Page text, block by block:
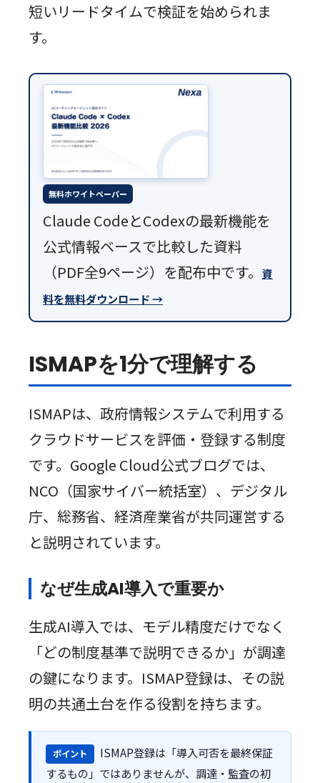
短いリードタイムで検証を始められま
す。
無料ホワイトペーパー
Claude CodeとCodexの最新機能を
公式情報ベースで比較した資料
（PDF全9ページ）を配布中です。 資
料を無料ダウンロード →
ISMAPを1分で理解する
ISMAPは、政府情報システムで利用する
クラウドサービスを評価・登録する制度
です。Google Cloud公式ブログでは、
NCO（国家サイバー統括室）、デジタル
庁、総務省、経済産業省が共同運営する
と説明されています。
なぜ生成AI導入で重要か
生成AI導入では、モデル精度だけでなく
「どの制度基準で説明できるか」が調達
の鍵になります。ISMAP登録は、その説
明の共通土台を作る役割を持ちます。
ポイント
ISMAP登録は「導入可否を最終保証
するもの」ではありませんが、調達・監査の初